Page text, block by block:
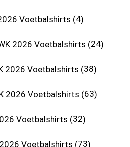
Voetbalshirts 4
2026 Voetbalshirts 24
2026 Voetbalshirts 38
2026 Voetbalshirts 63
Voetbalshirts 32
Voetbalshirts 73